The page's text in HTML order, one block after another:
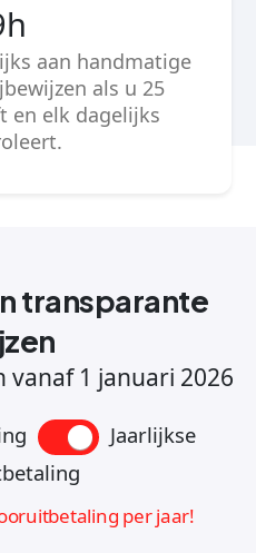
h
aan handmatige
als u 25
en elk dagelijks
transparante
vanaf 1 januari 2026
Jaarlijkse
per jaar!